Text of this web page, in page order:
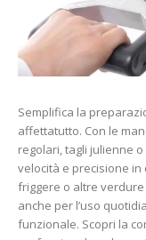
Semplifica la
affettatutto. Con le
regolari, tagli julienne
velocità e precisione
friggere o altre
anche per l’uso
funzionale. Scopri la